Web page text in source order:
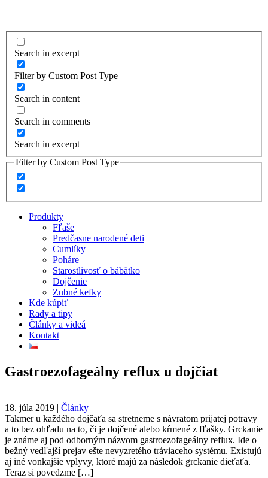
Search in excerpt
Filter by Custom Post Type
Search in content
Search in comments
Search in excerpt
Filter by Custom Post Type
Produkty
Fľaše
Predčasne narodené deti
Cumlíky
Poháre
Starostlivosť o bábätko
Dojčenie
Zubné kefky
Kde kúpiť
Rady a tipy
Články a videá
Kontakt
Gastroezofageálny reflux u dojčiat
18. júla 2019 | Články
Takmer u každého dojčaťa sa stretneme s návratom prijatej potravy
a to bez ohľadu na to, či je dojčené alebo kŕmené z fľašky. Grckanie
je známe aj pod odborným názvom gastroezofageálny reflux. Ide o
bežný vedľajší prejav ešte nevyzretého tráviaceho systému. Existujú
aj iné vonkajšie vplyvy, ktoré majú za následok grckanie dieťaťa.
Teraz si povedzme […]